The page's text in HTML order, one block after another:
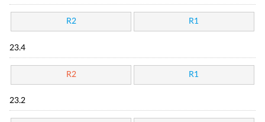
R2 R1
23.4
R2 R1
23.2